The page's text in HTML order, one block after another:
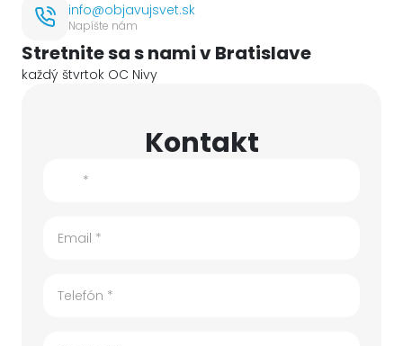
info@objavujsvet.sk
Napíšte nám
Stretnite sa s nami v Bratislave
každý štvrtok OC Nivy
Kontakt